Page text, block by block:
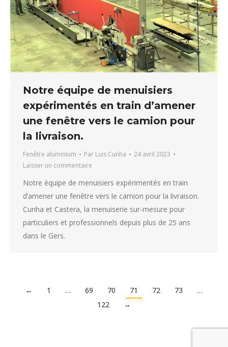
Notre équipe de menuisiers
expérimentés en train d’amener
une fenêtre vers le camion pour
la livraison.
Fenêtre aluminium Par Luis Cunha
24 avril 2023
Laisser un commentaire
Notre équipe de menuisiers expérimentés en train
d’amener une fenêtre vers le camion pour la livraison.
Cunha et Castera, la menuiserie sur-mesure pour
particuliers et professionnels depuis plus de 25 ans
dans le Gers.
← 1 … 69 70 71 72 73
…
122
→